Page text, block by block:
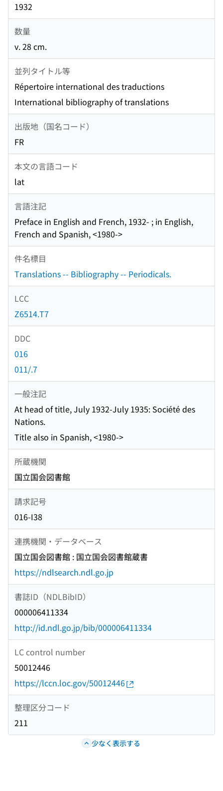
1932
数量
v. 28 cm.
並列タイトル等
Répertoire international des traductions
International bibliography of translations
出版地（国名コード）
FR
本文の言語コード
lat
言語注記
Preface in English and French, 1932- ; in English,
French and Spanish, <1980->
件名標目
Translations -- Bibliography -- Periodicals.
LCC
Z6514.T7
DDC
016
011/.7
一般注記
At head of title, July 1932-July 1935: Société des
Nations.
Title also in Spanish, <1980->
所蔵機関
国立国会図書館
請求記号
016-I38
連携機関・データベース
国立国会図書館 : 国立国会図書館蔵書
https://ndlsearch.ndl.go.jp
書誌ID（NDLBibID）
000006411334
http://id.ndl.go.jp/bib/000006411334
LC control number
50012446
https://lccn.loc.gov/50012446
整理区分コード
211
少なく表示する